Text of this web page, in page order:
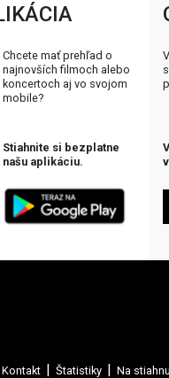
Chcete mať prehľad o
najnovších filmoch alebo
koncertoch aj vo svojom
mobile?
Stiahnite si bezplatne
našu aplikáciu.
Kontakt Štatistiky Na